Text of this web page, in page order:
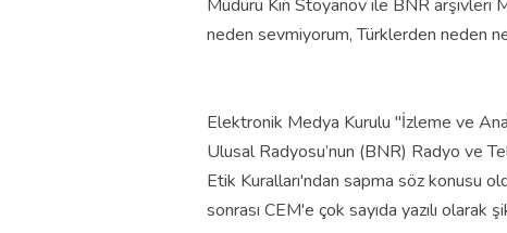
Müdürü Kin Stoyanov ile BNR arşivleri
neden sevmiyorum, Türklerden neden
Elektronik Medya Kurulu "İzleme ve
Ulusal Radyosu’nun (BNR) Radyo ve
Etik Kuralları'ndan sapma söz konusu
sonrası CEM'e çok sayıda yazılı olarak